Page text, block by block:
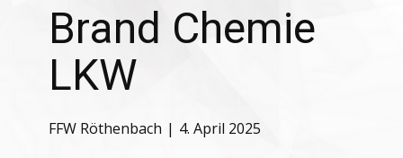
Brand Chemie
LKW
FFW Röthenbach 4. April 2025